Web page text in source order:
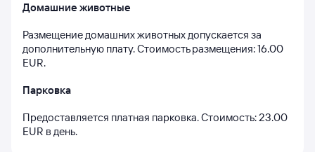
Домашние животные
Размещение домашних животных допускается за
дополнительную плату. Стоимость размещения: 16.00
EUR.
Парковка
Предоставляется платная парковка. Стоимость: 23.00
EUR в день.